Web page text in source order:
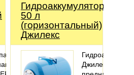
Гидроаккумулятор
50 л
(горизонтальный)
Джилекс
Джилекс